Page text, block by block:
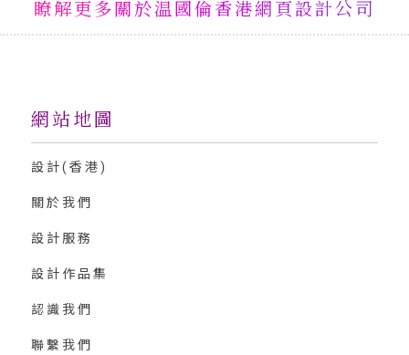
瞭解更多關於温國倫香港網頁設計公司
網站地圖
設計(香港)
關於我們
設計服務
設計作品集
認識我們
聯繫我們